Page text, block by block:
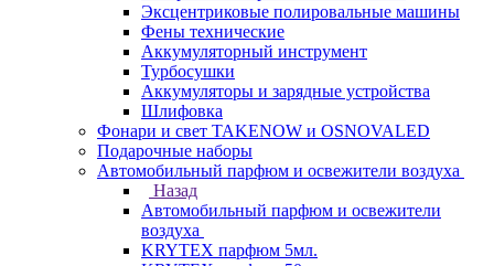
Эксцентриковые полировальные машины
Фены технические
Аккумуляторный инструмент
Турбосушки
Аккумуляторы и зарядные устройства
Шлифовка
Фонари и свет TAKENOW и OSNOVALED
Подарочные наборы
Автомобильный парфюм и освежители воздуха
Назад
Автомобильный парфюм и освежители
воздуха
KRYTEX парфюм 5мл.